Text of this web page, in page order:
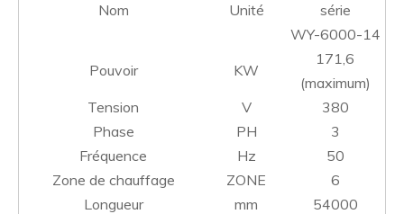
Nom Unité
série
WY-6000-14
Pouvoir
KW
171,6
(maximum)
Tension
V
380
Phase
PH
3
Fréquence
Hz
50
Zone de chauffage
ZONE
6
Longueur
mm
54000